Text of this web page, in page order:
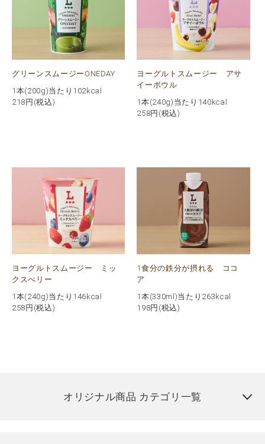
グリーンスムージーONEDAY
1本(200g)当たり102kcal
218 円(税込)
ヨーグルトスムージー アサ
イーボウル
1本(240g)当たり140kcal
258円(税込)
ヨーグルトスムージー ミッ
クスべリー
1本(240g)当たり146kcal
258 円(税込)
1食分の鉄分が摂れる ココ
ア
1本(330ml)当たり263kcal
198円(税込)
オリジナル商品 カテゴリ一覧